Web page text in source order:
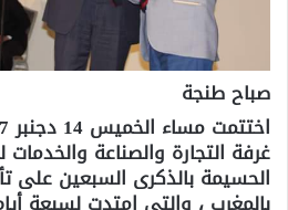
صباح طنجة
غرفة التجارة والصناعة
الحسيمة بالذكرى السبعين على